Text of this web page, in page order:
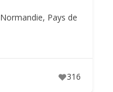
Normandie, Pays de
316